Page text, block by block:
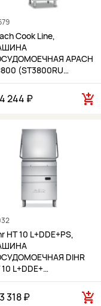
Cook Line,
APACH
(ST3800RU…
244 ₽
HT 10 L+DDE+PS,
DIHR
10 L+DDE+…
318 ₽